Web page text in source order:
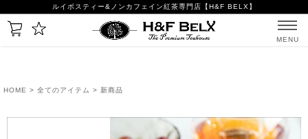
ルイボスティー&ノンカフェイン紅茶専門店【H&F BELX】
MENU
HOME > 全てのアイテム > 新商品